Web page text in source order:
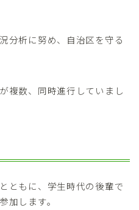
分析に努め、自治区を守る
複数、同時進行していまし
ともに、学生時代の後輩で
加します。